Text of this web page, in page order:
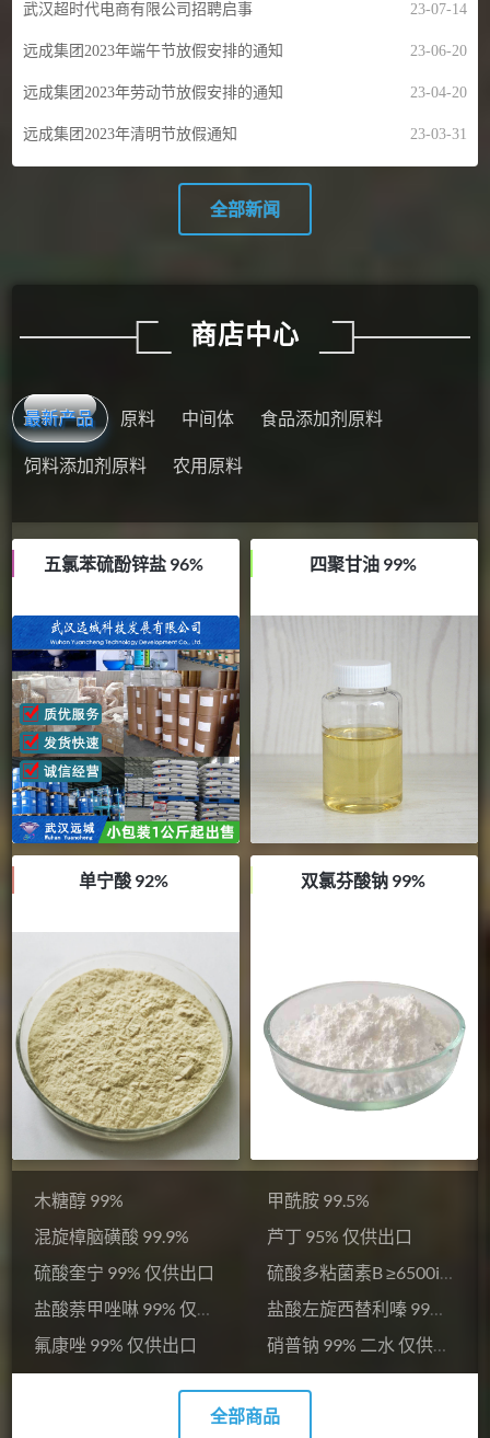
23-07-14
武汉超时代电商有限公司招聘启事
23-06-20
远成集团2023年端午节放假安排的通知
23-04-20
远成集团2023年劳动节放假安排的通知
23-03-31
远成集团2023年清明节放假通知
全部新闻
商店中心
最新产品 原料 中间体 食品添加剂原料
饲料添加剂原料 农用原料
五氯苯硫酚锌盐 96% 四聚甘油 99%
单宁酸 92% 双氯芬酸钠 99%
木糖醇 99%
甲酰胺 99.5%
混旋樟脑磺酸 99.9%
芦丁 95% 仅供出口
硫酸奎宁 99% 仅供出口
硫酸多粘菌素B ≥6500iu/mg
盐酸萘甲唑啉 99% 仅供出口
盐酸左旋西替利嗪 99% 仅供出口
氟康唑 99% 仅供出口
硝普钠 99% 二水 仅供科研
全部商品